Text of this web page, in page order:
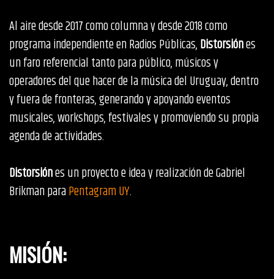
Al aire desde 2017 como columna y desde 2018 como
programa independiente en Radios Públicas,Distorsiónes
un faro referencial tanto para público, músicos y
operadores del que hacer de la música del Uruguay, dentro
y fuera de fronteras, generando y apoyando eventos
musicales, workshops, festivales y promoviendo su propia
agenda de actividades.
Distorsiónes un proyecto e idea y realización de Gabriel
Brikman paraPentagram UY.
MISIÓN: